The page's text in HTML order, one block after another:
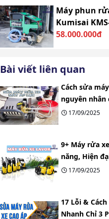
Máy phun
Kumisai
58.000.000đ
Bài viết liên quan
Cách sửa
nguyên nhân
17/09/2025
9+ Máy rửa
năng, Hiện
17/09/2025
17 Lỗi &
Nhanh Chỉ 3